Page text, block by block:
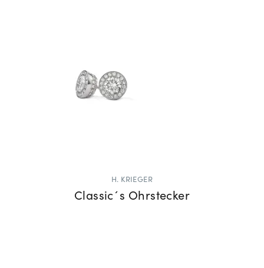
H. KRIEGER
Classic´s Ohrstecker